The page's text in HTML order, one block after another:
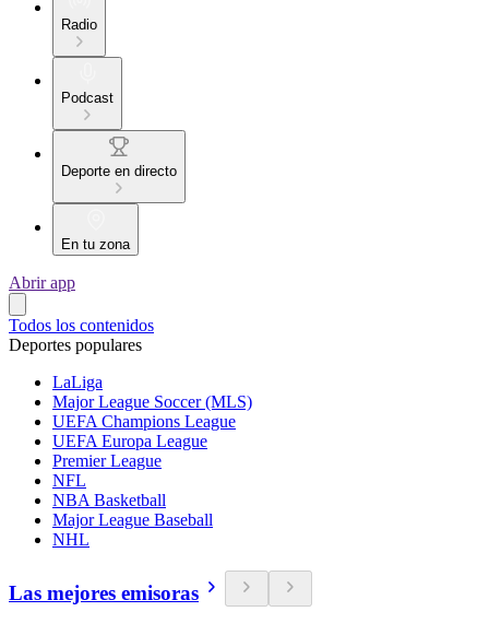
Radio
Podcast
Deporte en directo
En tu zona
Abrir app
Todos los contenidos
Deportes populares
LaLiga
Major League Soccer (MLS)
UEFA Champions League
UEFA Europa League
Premier League
NFL
NBA Basketball
Major League Baseball
NHL
Las mejores emisoras